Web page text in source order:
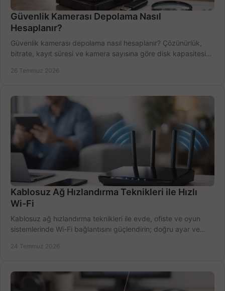
Güvenlik Kamerası Depolama Nasıl
Hesaplanır?
Güvenlik kamerası depolama nasıl hesaplanır? Çözünürlük,
bitrate, kayıt süresi ve kamera sayısına göre disk kapasitesini
26 Temmuz 2026
Kablosuz Ağ Hızlandırma Teknikleri ile Hızlı
Wi-Fi
Kablosuz ağ hızlandırma teknikleri ile evde, ofiste ve oyun
sistemlerinde Wi-Fi bağlantısını güçlendirin; doğru ayar ve
24 Temmuz 2026